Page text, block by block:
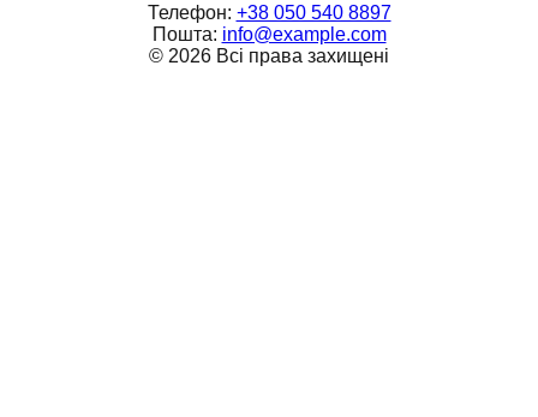
Телефон: +38 050 540 8897
Пошта: info@example.com
© 2026 Всі права захищені